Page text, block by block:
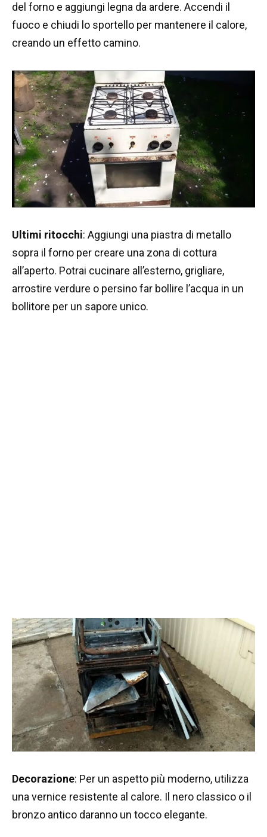
del forno e aggiungi legna da ardere. Accendi il
fuoco e chiudi lo sportello per mantenere il calore,
creando un effetto camino.
Ultimi ritocchi: Aggiungi una piastra di metallo
sopra il forno per creare una zona di cottura
all’aperto. Potrai cucinare all’esterno, grigliare,
arrostire verdure o persino far bollire l’acqua in un
bollitore per un sapore unico.
Decorazione: Per un aspetto più moderno, utilizza
una vernice resistente al calore. Il nero classico o il
bronzo antico daranno un tocco elegante.